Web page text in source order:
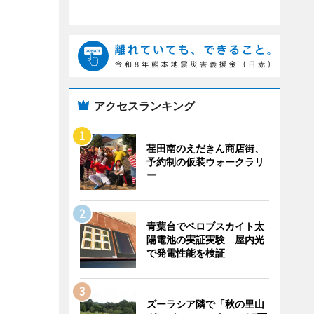
アクセスランキング
荏田南のえだきん商店街、
予約制の仮装ウォークラリ
ー
青葉台でペロブスカイト太
陽電池の実証実験 屋内光
で発電性能を検証
ズーラシア隣で「秋の里山